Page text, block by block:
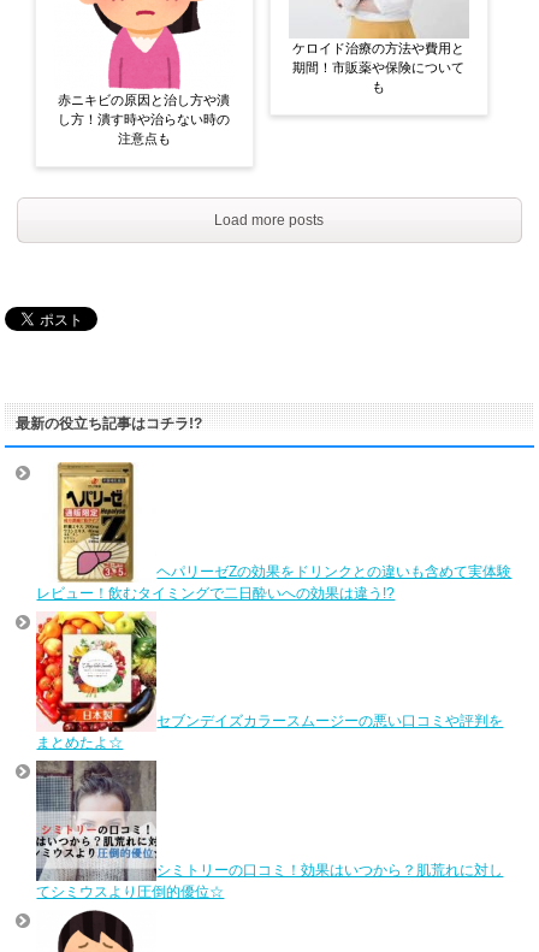
赤ニキビの原因と治し方や潰
し方！潰す時や治らない時の
注意点も
ケロイド治療の方法や費用と
期間！市販薬や保険について
も
Load more posts
最新の役立ち記事はコチラ!?
ヘパリーゼZの効果をドリンクとの違いも含めて実体験
レビュー！飲むタイミングで二日酔いへの効果は違う!?
セブンデイズカラースムージーの悪い口コミや評判を
まとめたよ☆
シミトリーの口コミ！効果はいつから？肌荒れに対し
てシミウスより圧倒的優位☆